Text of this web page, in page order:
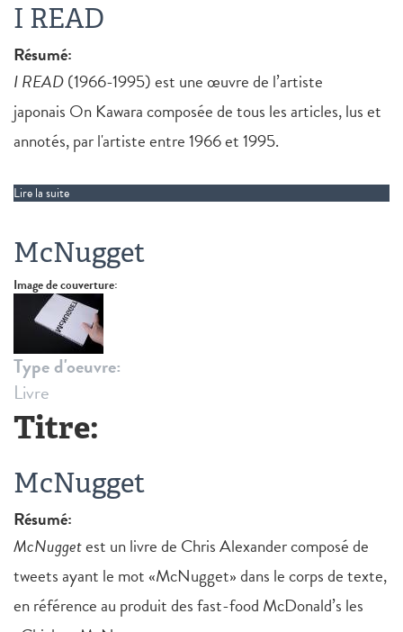
I READ
Résumé:
I READ(1966-1995) est une œuvre de l’artiste
japonais On Kawara composée de tous les articles, lus et
annotés, par l'artiste entre 1966 et 1995.
Lire la suite
McNugget
Image de couverture:
Type d'oeuvre:
Livre
Titre:
McNugget
Résumé:
McNuggetest un livre de Chris Alexander composé de
tweets ayant le mot «McNugget» dans le corps de texte,
en référence au produit des fast-food McDonald’s les